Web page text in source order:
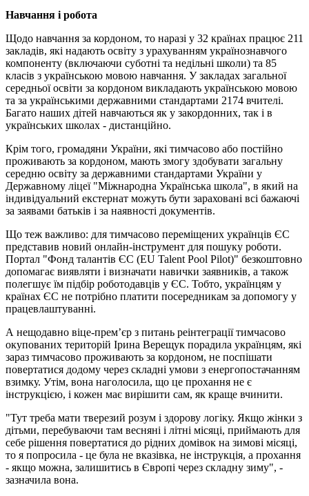
Навчання і робота
Щодо навчання за кордоном, то наразі у 32 країнах працює 211
закладів, які надають освіту з урахуванням українознавчого
компоненту (включаючи суботні та недільні школи) та 85
класів з українською мовою навчання. У закладах загальної
середньої освіти за кордоном викладають українською мовою
та за українськими державними стандартами 2174 вчителі.
Багато наших дітей навчаються як у закордонних, так і в
українських школах - дистанційно.
Крім того, громадяни України, які тимчасово або постійно
проживають за кордоном, мають змогу здобувати загальну
середню освіту за державними стандартами України у
Державному ліцеї "Міжнародна Українська школа", в який на
індивідуальний екстернат можуть бути зараховані всі бажаючі
за заявами батьків і за наявності документів.
Що теж важливо: для тимчасово переміщених українців ЄС
представив новий онлайн-інструмент для пошуку роботи.
Портал "Фонд талантів ЄС (EU Talent Pool Pilot)" безкоштовно
допомагає виявляти і визначати навички заявників, а також
полегшує їм підбір роботодавців у ЄС. Тобто, українцям у
країнах ЄС не потрібно платити посередникам за допомогу у
працевлаштуванні.
А нещодавно віце-прем’єр з питань реінтеграції тимчасово
окупованих територій Ірина Верещук порадила українцям, які
зараз тимчасово проживають за кордоном, не поспішати
повертатися додому через складні умови з енергопостачанням
взимку. Утім, вона наголосила, що це прохання не є
інструкцією, і кожен має вирішити сам, як краще вчинити.
"Тут треба мати тверезий розум і здорову логіку. Якщо жінки з
дітьми, перебуваючи там весняні і літні місяці, приймають для
себе рішення повертатися до рідних домівок на зимові місяці,
то я попросила - це була не вказівка, не інструкція, а прохання
- якщо можна, залишитись в Європі через складну зиму", -
зазначила вона.